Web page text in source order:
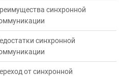
синхронной
синхронной
от синхронной